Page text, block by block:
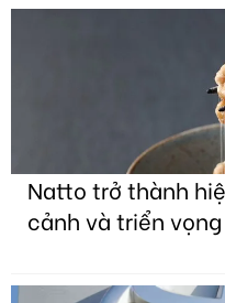
Natto trở thành
cảnh và triển